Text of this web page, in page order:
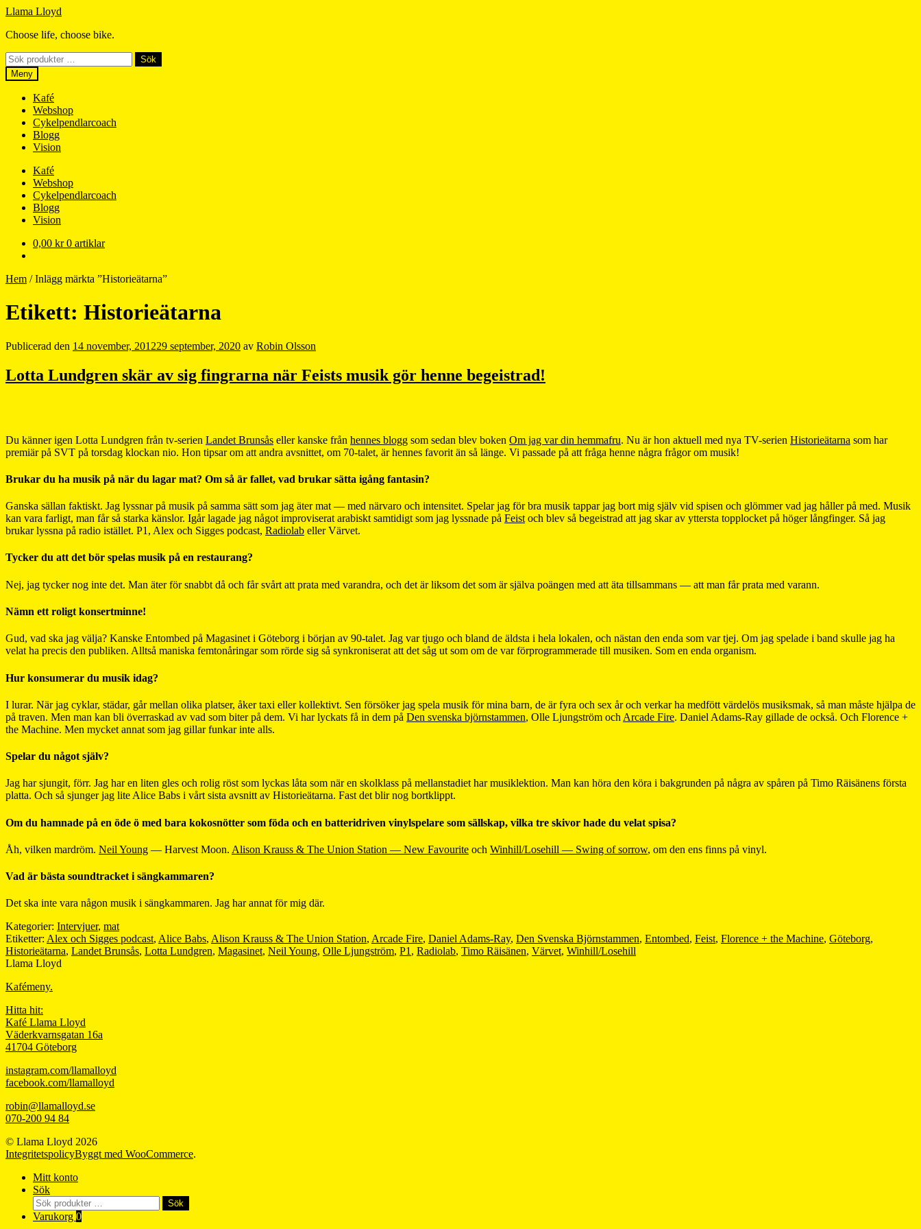
Hoppa
navigering
Hoppa
innehåll
Llama Lloyd
Choose life, choose bike.
Sök
efter:
Sök
Meny
Kafé
Webshop
Cykelpendlarcoach
Blogg
Vision
Kafé
Webshop
Cykelpendlarcoach
Blogg
Vision
0,00 kr 0 artiklar
Hem /Inlägg märkta ”Historieätarna”
Etikett: Historieätarna
Publicerad den 14 november, 201229 september, 2020 av Robin Olsson
Lotta Lundgren skär av sig fingrarna när Feists musik gör henne begeistrad!
Du känner igen Lotta Lundgren från tv-serien Landet Brunsås eller kanske från hennes blogg som sedan blev boken Om jag var din hemmafru. Nu är hon aktuell med nya TV-serien Historieätarna som har
premiär på SVT på torsdag klockan nio. Hon tipsar om att andra avsnittet, om 70-talet, är hennes favorit än så länge. Vi passade på att fråga henne några frågor om musik!
Brukar du ha musik på när du lagar mat? Om så är fallet, vad brukar sätta igång fantasin?
Ganska sällan faktiskt. Jag lyssnar på musik på samma sätt som jag äter mat — med närvaro och intensitet. Spelar jag för bra musik tappar jag bort mig själv vid spisen och glömmer vad jag håller på med. Musik
kan vara farligt, man får så starka känslor. Igår lagade jag något improviserat arabiskt samtidigt som jag lyssnade på Feist och blev så begeistrad att jag skar av yttersta topplocket på höger långfinger. Så jag
brukar lyssna på radio istället. P1, Alex och Sigges podcast, Radiolab eller Värvet.
Tycker du att det bör spelas musik på en restaurang?
Nej, jag tycker nog inte det. Man äter för snabbt då och får svårt att prata med varandra, och det är liksom det som är själva poängen med att äta tillsammans — att man får prata med varann.
Nämn ett roligt konsertminne!
Gud, vad ska jag välja? Kanske Entombed på Magasinet i Göteborg i början av 90-talet. Jag var tjugo och bland de äldsta i hela lokalen, och nästan den enda som var tjej. Om jag spelade i band skulle jag ha
velat ha precis den publiken. Alltså maniska femtonåringar som rörde sig så synkroniserat att det såg ut som om de var förprogrammerade till musiken. Som en enda organism.
Hur konsumerar du musik idag?
I lurar. När jag cyklar, städar, går mellan olika platser, åker taxi eller kollektivt. Sen försöker jag spela musik för mina barn, de är fyra och sex år och verkar ha medfött värdelös musiksmak, så man måste hjälpa de
på traven. Men man kan bli överraskad av vad som biter på dem. Vi har lyckats få in dem på Den svenska björnstammen, Olle Ljungström och Arcade Fire. Daniel Adams-Ray gillade de också. Och Florence +
the Machine. Men mycket annat som jag gillar funkar inte alls.
Spelar du något själv?
Jag har sjungit, förr. Jag har en liten gles och rolig röst som lyckas låta som när en skolklass på mellanstadiet har musiklektion. Man kan höra den köra i bakgrunden på några av spåren på Timo Räisänens första
platta. Och så sjunger jag lite Alice Babs i vårt sista avsnitt av Historieätarna. Fast det blir nog bortklippt.
Om du hamnade på en öde ö med bara kokosnötter som föda och en batteridriven vinylspelare som sällskap, vilka tre skivor hade du velat spisa?
Åh, vilken mardröm. Neil Young — Harvest Moon. Alison Krauss & The Union Station — New Favourite och Winhill/Losehill — Swing of sorrow, om den ens finns på vinyl.
Vad är bästa soundtracket i sängkammaren?
Det ska inte vara någon musik i sängkammaren. Jag har annat för mig där.
Kategorier: Intervjuer, mat
Etiketter: Alex och Sigges podcast, Alice Babs, Alison Krauss & The Union Station, Arcade Fire, Daniel Adams-Ray, Den Svenska Björnstammen, Entombed, Feist, Florence + the Machine, Göteborg,
Historieätarna, Landet Brunsås, Lotta Lundgren, Magasinet, Neil Young, Olle Ljungström, P1, Radiolab, Timo Räisänen, Värvet, Winhill/Losehill
Llama Lloyd
Kafémeny.
Hitta hit:
Kafé Llama Lloyd
Väderkvarnsgatan 16a
41704 Göteborg
instagram.com/llamalloyd
facebook.com/llamalloyd
robin@llamalloyd.se
070-200 94 84
© Llama Lloyd 2026
IntegritetspolicyByggt med WooCommerce.
Mitt konto
Sök
Sök
efter:
Sök
Varukorg 0